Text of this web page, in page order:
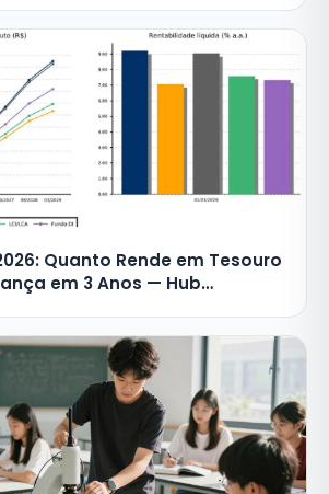
Quanto Rende em Tesouro
em 3 Anos — Hub